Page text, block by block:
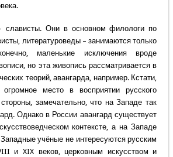
слависты. Они в основном филологи по
литературоведы – занимаются только
маленькие исключения вроде
но эта живопись рассматривается в
теорий, авангарда, например. Кстати,
огромное место в восприятии русского
замечательно, что на Западе так
Однако в России авангард существует
контексте, а на Западе
Западные учёные не интересуются русским
и XIX веков, церковным искусством и